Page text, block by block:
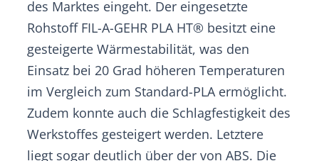
des Marktes eingeht. Der eingesetzte
Rohstoff FIL-A-GEHR PLA HT® besitzt eine
gesteigerte Wärmestabilität, was den
Einsatz bei 20 Grad höheren Temperaturen
im Vergleich zum Standard-PLA ermöglicht.
Zudem konnte auch die Schlagfestigkeit des
Werkstoffes gesteigert werden. Letztere
liegt sogar deutlich über der von ABS. Die